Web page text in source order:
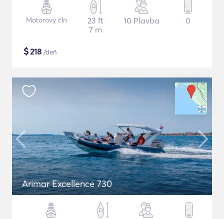
Motorový čln
23 ft
7 m
10 Plavba 0
$218 /deň
Arimar Excellence 730